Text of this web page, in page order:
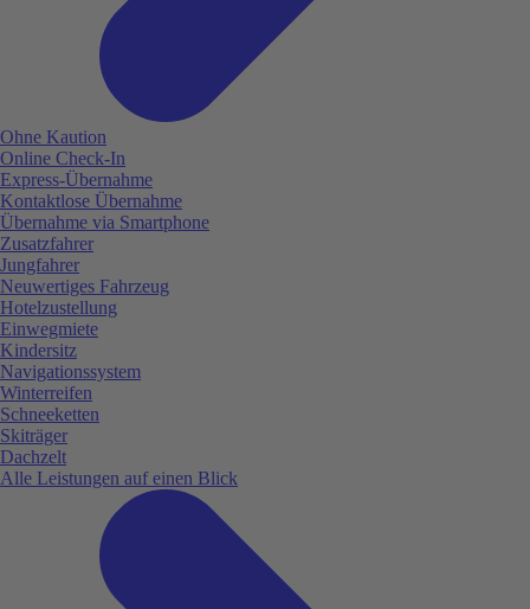
Ohne Kaution
Online Check-In
Express-Übernahme
Kontaktlose Übernahme
Übernahme via Smartphone
Zusatzfahrer
Jungfahrer
Neuwertiges Fahrzeug
Hotelzustellung
Einwegmiete
Kindersitz
Navigationssystem
Winterreifen
Schneeketten
Skiträger
Dachzelt
Alle Leistungen auf einen Blick